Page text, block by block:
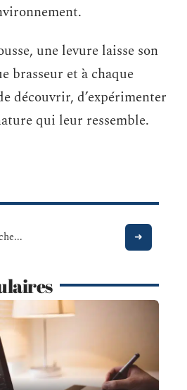
une levure laisse son
brasseur et à chaque
découvrir, d’expérimenter
qui leur ressemble.